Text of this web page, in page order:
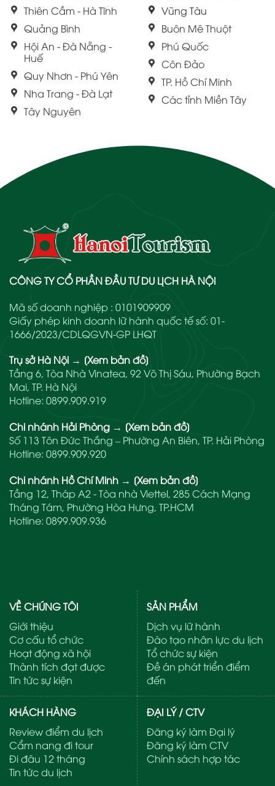
Thiên Cầm - Hà Tĩnh
Quảng Bình
Hội An - Đà Nẵng -
Huế
Quy Nhơn - Phú Yên
Nha Trang - Đà Lạt
Tây Nguyên
Vũng Tàu
Buôn Mê Thuột
Phú Quốc
Côn Đảo
TP. Hồ Chí Minh
Các tỉnh Miền Tây
CÔNG TY CỔ PHẦN ĐẦU TƯ DU LỊCH HÀ NỘI
Mã số doanh nghiệp : 0101909909
Giấy phép kinh doanh lữ hành quốc tế số: 01-
1666/2023/CDLQGVN-GP LHQT
Trụ sở Hà Nội → [Xem bản đồ]
Tầng 6, Tòa Nhà Vinatea, 92 Võ Thị Sáu, Phường Bạch
Mai, TP. Hà Nội
Hotline: 0899.909.919
Chi nhánh Hải Phòng → [Xem bản đồ]
Số 113 Tôn Đức Thắng – Phường An Biên, TP. Hải Phòng
Hotline: 0899.909.920
Chi nhánh Hồ Chí Minh → [Xem bản đồ]
Tầng 12, Tháp A2 - Tòa nhà Viettel, 285 Cách Mạng
Tháng Tám, Phường Hòa Hưng, TP.HCM
Hotline: 0899.909.936
VỀ CHÚNG TÔI
Giới thiệu
Cơ cấu tổ chức
Hoạt động xã hội
Thành tích đạt được
Tin tức sự kiện
SẢN PHẨM
Dịch vụ lữ hành
Đào tạo nhân lực du lịch
Tổ chức sự kiện
Đề án phát triển điểm
đến
KHÁCH HÀNG
Review điểm du lịch
Cẩm nang đi tour
Đi đâu 12 tháng
Tin tức du lịch
ĐẠI LÝ / CTV
Đăng ký làm Đại lý
Đăng ký làm CTV
Chính sách hợp tác